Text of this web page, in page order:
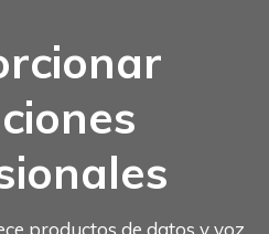
productos de datos y voz